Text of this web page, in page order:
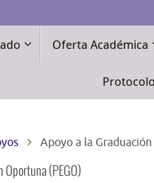
Oferta Académica
Apoyo a la
Oportuna (PEGO)